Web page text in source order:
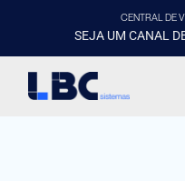
CENTRAL DE
SEJA UM CANAL